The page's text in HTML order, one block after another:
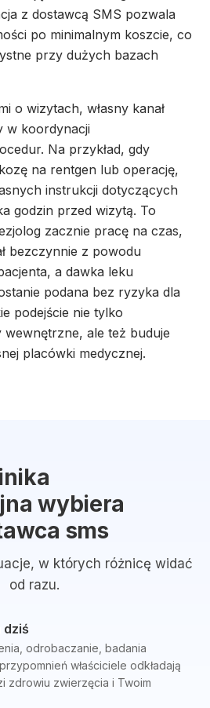
z dostawcą SMS pozwala
po minimalnym koszcie, co
przy dużych bazach
o wizytach, własny kanał
w koordynacji
Na przykład, gdy
na rentgen lub operację,
instrukcji dotyczących
godzin przed wizytą. To
zacznie pracę na czas,
bezczynnie z powodu
a dawka leku
podana bez ryzyka dla
podejście nie tylko
ale też buduje
placówki medycznej.
wybiera
sms
w których różnicę widać
od razu.
dziś
odrobaczanie, badania
właściciele odkładają
zdrowiu zwierzęcia i Twoim